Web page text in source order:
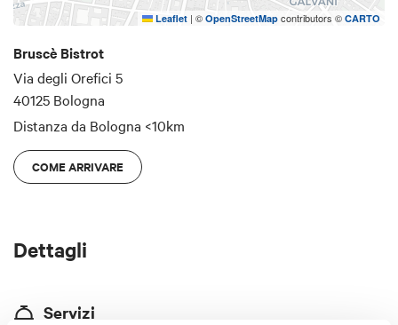
Leaflet | © OpenStreetMap contributors © CARTO
Bruscè Bistrot
Via degli Orefici 5
40125 Bologna
Distanza da Bologna <10km
COME ARRIVARE
Dettagli
Servizi